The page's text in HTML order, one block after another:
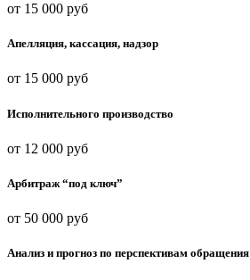
от 15 000 руб
Апелляция, кассация, надзор
от 15 000 руб
Исполнительного производство
от 12 000 руб
Арбитраж “под ключ”
от 50 000 руб
Анализ и прогноз по перспективам обращения